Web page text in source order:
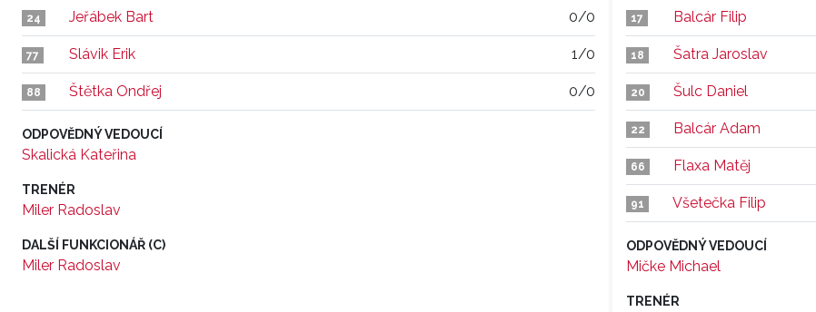
24 Jeřábek Bart 0/0
77 Slávik Erik 1/0
88 Štětka Ondřej 0/0
ODPOVĚDNÝ VEDOUCÍ
Skalická Kateřina
TRENÉR
Miler Radoslav
DALŠÍ FUNKCIONÁŘ (C)
Miler Radoslav
17 Balcár Filip
18 Šatra Jaroslav
20 Šulc Daniel
22 Balcár Adam
66 Flaxa Matěj
91 Všetečka Filip
ODPOVĚDNÝ VEDOUCÍ
Mičke Michael
TRENÉR